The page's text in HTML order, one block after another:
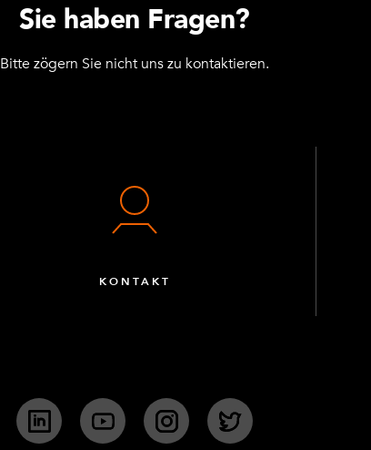
Sie haben Fragen?
Bitte zögern Sie nicht uns zu kontaktieren.
KONTAKT
LinkedIn YouTube InstagramTwitter